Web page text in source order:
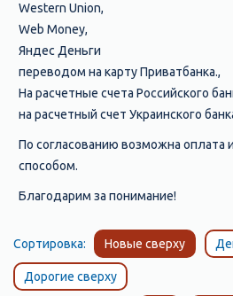
Western Union,
Web Money,
Яндес Деньги
переводом на карту Приватбанка.,
На расчетные счета Российского
на расчетный счет Украинского
По согласованию возможна
способом.
Благодарим за понимание!
Сортировка: Новые сверху
Дорогие сверху